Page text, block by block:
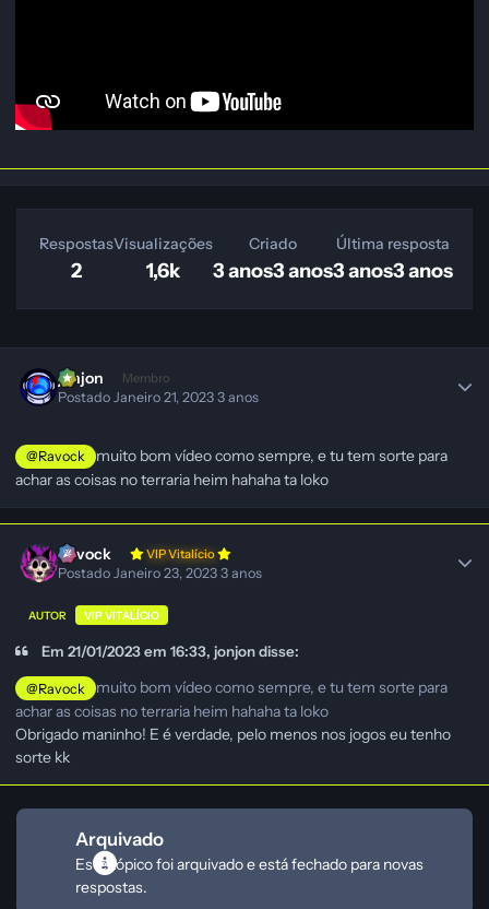
Respostas
2
Visualizações
1,6k
Criado
3 anos3 anos
Última resposta
3 anos3 anos
jonjon Membro
PostadoJaneiro 21, 20233 anos
@Ravock
muito bom vídeo como sempre, e tu tem sorte para
achar as coisas no terraria heim hahaha ta loko
Ravock VIP Vitalício
PostadoJaneiro 23, 20233 anos
AUTOR VIP VITALÍCIO
Em 21/01/2023 em 16:33, jonjon disse:
@Ravock
muito bom vídeo como sempre, e tu tem sorte para
achar as coisas no terraria heim hahaha ta loko
Obrigado maninho! E é verdade, pelo menos nos jogos eu tenho
sorte kk
Arquivado
Este tópico foi arquivado e está fechado para novas
respostas.